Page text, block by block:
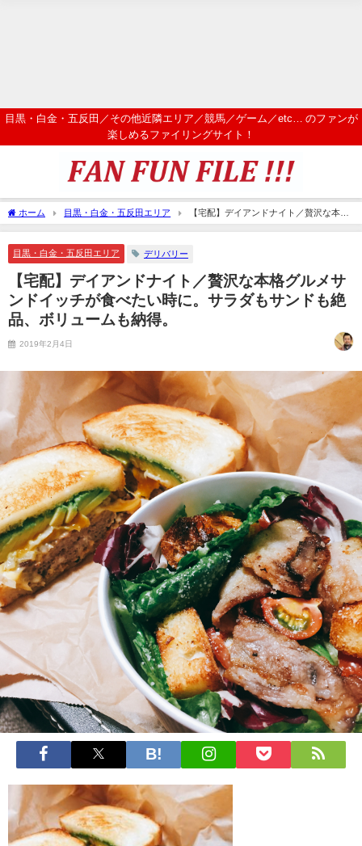
目黒・白金・五反田／その他近隣エリア／競馬／ゲーム／etc… のファンが
楽しめるファイリングサイト！
ホーム 目黒・白金・五反田エリア
【宅配】デイアンドナイト／贅沢な本格
グルメサンドイッチが食べたい時に。サラダもサンドも絶品、ボリュームも納得。
目黒・白金・五反田エリア デリバリー
【宅配】デイアンドナイト／贅沢な本格グルメサ
ンドイッチが食べたい時に。サラダもサンドも絶
品、ボリュームも納得。
2019年2月4日